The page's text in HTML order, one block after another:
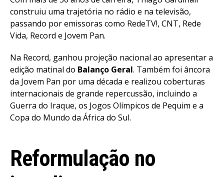
construiu uma trajetória no rádio e na televisão,
passando por emissoras como RedeTV!, CNT, Rede
Vida, Record e Jovem Pan.
Na Record, ganhou projeção nacional ao apresentar a
edição matinal do Balanço Geral. Também foi âncora
da Jovem Pan por uma década e realizou coberturas
internacionais de grande repercussão, incluindo a
Guerra do Iraque, os Jogos Olímpicos de Pequim e a
Copa do Mundo da África do Sul.
Reformulação no